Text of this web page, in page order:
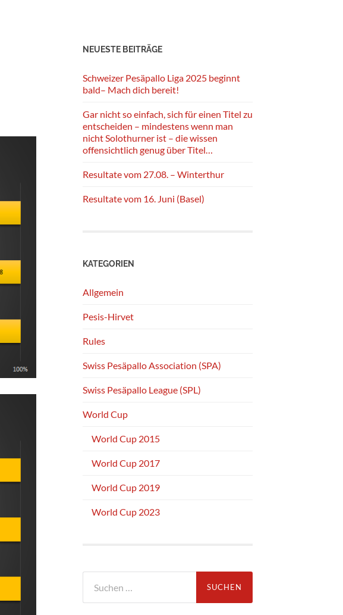
NEUESTE BEITRÄGE
Schweizer Pesäpallo Liga 2025 beginnt
bald– Mach dich bereit!
Gar nicht so einfach, sich für einen Titel zu
entscheiden – mindestens wenn man
nicht Solothurner ist – die wissen
offensichtlich genug über Titel…
Resultate vom 27.08. – Winterthur
Resultate vom 16. Juni (Basel)
KATEGORIEN
Allgemein
Pesis-Hirvet
Rules
Swiss Pesäpallo Association (SPA)
Swiss Pesäpallo League (SPL)
World Cup
World Cup 2015
World Cup 2017
World Cup 2019
World Cup 2023
nach: